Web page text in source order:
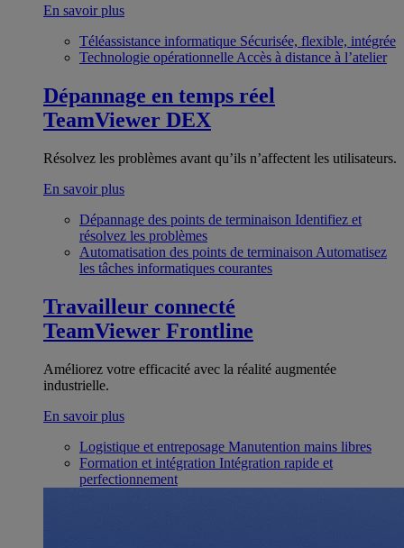
En savoir plus
Téléassistance informatique Sécurisée, flexible, intégrée
Technologie opérationnelle Accès à distance à l’atelier
Dépannage en temps réel
TeamViewer DEX
Résolvez les problèmes avant qu’ils n’affectent les utilisateurs.
En savoir plus
Dépannage des points de terminaison Identifiez et
résolvez les problèmes
Automatisation des points de terminaison Automatisez
les tâches informatiques courantes
Travailleur connecté
TeamViewer Frontline
Améliorez votre efficacité avec la réalité augmentée
industrielle.
En savoir plus
Logistique et entreposage Manutention mains libres
Formation et intégration Intégration rapide et
perfectionnement